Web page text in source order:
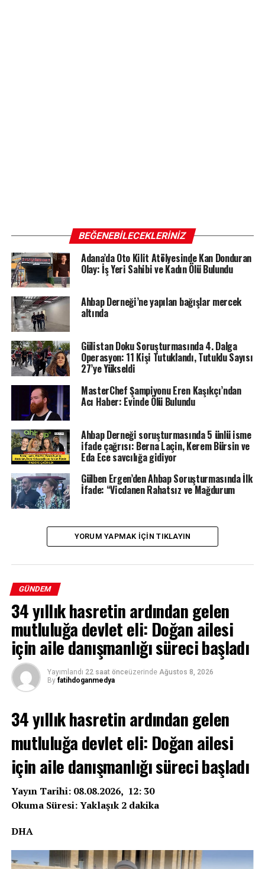
BEĞENEBILECEKLERINIZ
Adana’da Oto Kilit Atölyesinde Kan Donduran
Olay: İş Yeri Sahibi ve Kadın Ölü Bulundu
Ahbap Derneği’ne yapılan bağışlar mercek
altında
Gülistan Doku Soruşturmasında 4. Dalga
Operasyon: 11 Kişi Tutuklandı, Tutuklu Sayısı
27’ye Yükseldi
MasterChef Şampiyonu Eren Kaşıkçı’ndan
Acı Haber: Evinde Ölü Bulundu
Ahbap Derneği soruşturmasında 5 ünlü isme
ifade çağrısı: Berna Laçin, Kerem Bürsin ve
Eda Ece savcılığa gidiyor
Gülben Ergen’den Ahbap Soruşturmasında İlk
İfade: “Vicdanen Rahatsız ve Mağdurum
YORUM YAPMAK IÇIN TIKLAYIN
GÜNDEM
34 yıllık hasretin ardından gelen
mutluluğa devlet eli: Doğan ailesi
için aile danışmanlığı süreci başladı
Yayımlandı 22 saat önceüzerinde Ağustos 8, 2026
By fatihdoganmedya
34 yıllık hasretin ardından gelen
mutluluğa devlet eli: Doğan ailesi
için aile danışmanlığı süreci başladı
Yayın Tarihi: 08.08.2026, 12: 30
Okuma Süresi: Yaklaşık 2 dakika
DHA